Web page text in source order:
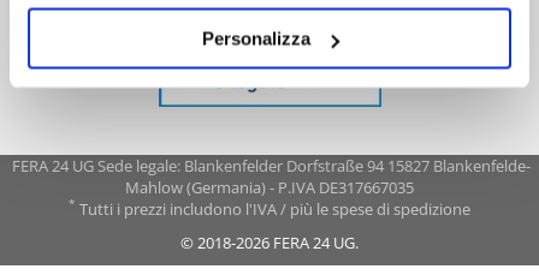
Personalizza
FERA 24 UG Sede legale: Blankenfelder Dorfstraße 94 15827 Blankenfelde-
Mahlow (Germania) - P.IVA DE317667035
* Tutti i prezzi includono l'IVA / più le spese di spedizione
© 2018-2026 FERA 24 UG.